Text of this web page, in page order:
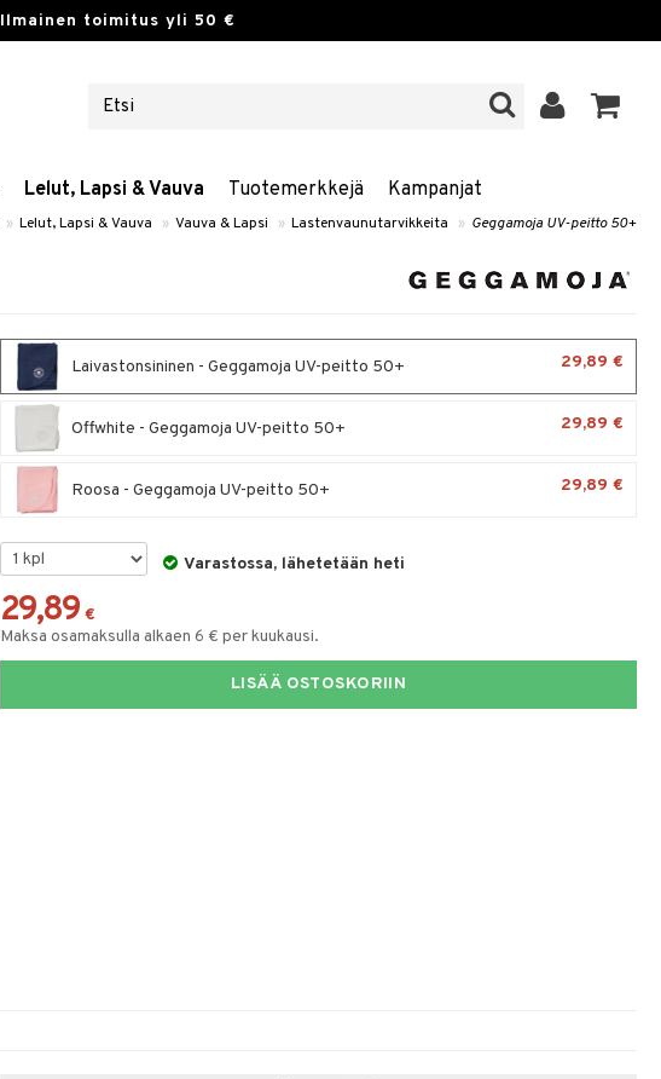
Ilmainen toimitus yli 50 €
Lelut, Lapsi & Vauva Tuotemerkkejä Kampanjat
» Lelut, Lapsi & Vauva » Vauva & Lapsi » Lastenvaunutarvikkeita » Geggamoja UV-peitto 50+
Laivastonsininen - Geggamoja UV-peitto 50+ 29,89 €
Offwhite - Geggamoja UV-peitto 50+ 29,89 €
Roosa - Geggamoja UV-peitto 50+ 29,89 €
Varastossa, lähetetään heti
29,89 €
Maksa osamaksulla alkaen 6 € per kuukausi.
LISÄÄ OSTOSKORIIN